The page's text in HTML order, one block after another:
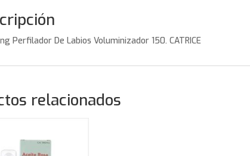
Perfilador De Labios Voluminizador 150. CATRICE
relacionados